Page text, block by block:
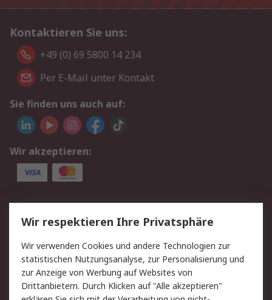
Kontaktieren Sie uns:
+49 (0) 69 5800 14 234
Per E-Mail unter Kontakt
Sie finden uns auch auf:
Wir akzeptieren:
Service
Value Added Services
Lieferlösungen
Rücksendungen
Kontakt
Hilfe
Privatkunden
Rechtliches
Wir respektieren Ihre Privatsphäre
Wir verwenden Cookies und andere Technologien zur
statistischen Nutzungsanalyse, zur Personalisierung und
zur Anzeige von Werbung auf Websites von
Drittanbietern. Durch Klicken auf "Alle akzeptieren"